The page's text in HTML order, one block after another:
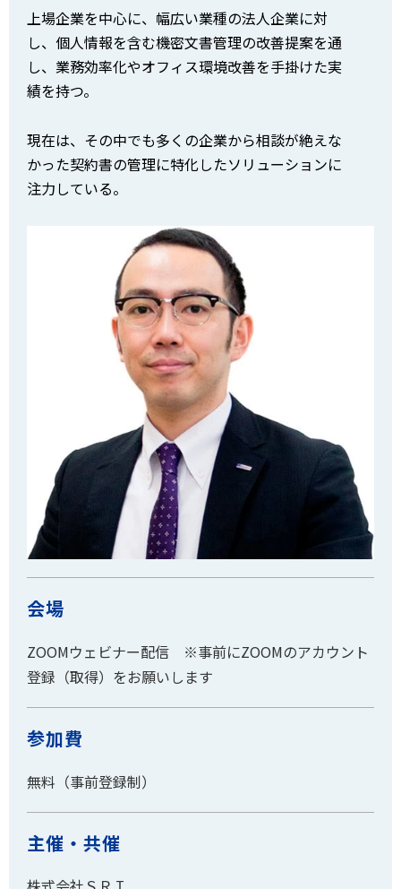
上場企業を中心に、幅広い業種の法人企業に対
し、個人情報を含む機密文書管理の改善提案を通
し、業務効率化やオフィス環境改善を手掛けた実
績を持つ。
現在は、その中でも多くの企業から相談が絶えな
かった契約書の管理に特化したソリューションに
注力している。
会場
ZOOMウェビナー配信 ※事前にZOOMのアカウント
登録（取得）をお願いします
参加費
無料（事前登録制）
主催・共催